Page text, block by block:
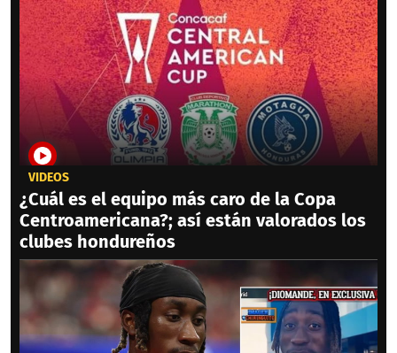
VIDEOS
¿Cuál es el equipo más caro de la Copa
Centroamericana?; así están valorados los
clubes hondureños